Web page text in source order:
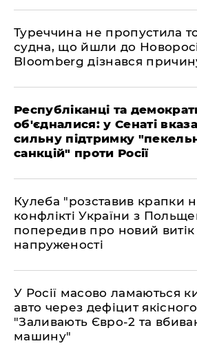
Туреччина не пропустила
судна, що йшли до
Bloomberg дізнався
Республіканці та
об'єдналися: у Сенаті
сильну підтримку
санкцій" проти Росії
Кулеба "розставив крапки
конфлікті України з
попередив про новий витік
напруженості
У Росії масово ламаються
авто через дефіцит
"Заливають Євро-2 та
машину"